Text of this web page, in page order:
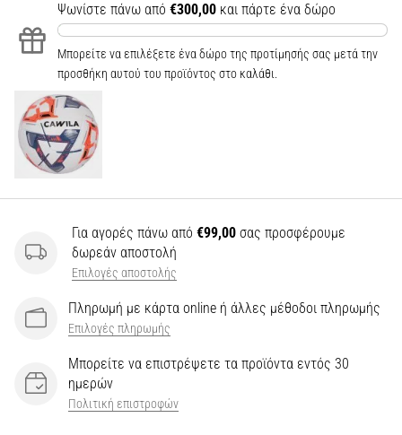
Ψωνίστε πάνω από €300,00 και πάρτε ένα δώρο
Μπορείτε να επιλέξετε ένα δώρο της προτίμησής σας μετά την
προσθήκη αυτού του προϊόντος στο καλάθι.
Για αγορές πάνω από €99,00 σας προσφέρουμε
δωρεάν αποστολή
Επιλογές αποστολής
Πληρωμή με κάρτα online ή άλλες μέθοδοι πληρωμής
Επιλογές πληρωμής
Μπορείτε να επιστρέψετε τα προϊόντα εντός 30
ημερών
Πολιτική επιστροφών